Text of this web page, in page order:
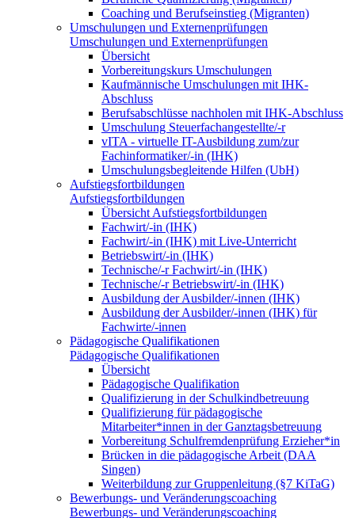
Coaching und Berufseinstieg (Migranten)
Umschulungen und Externenprüfungen
Umschulungen und Externenprüfungen
Übersicht
Vorbereitungskurs Umschulungen
Kaufmännische Umschulungen mit IHK-
Abschluss
Berufsabschlüsse nachholen mit IHK-Abschluss
Umschulung Steuerfachangestellte/-r
vITA - virtuelle IT-Ausbildung zum/zur
Fachinformatiker/-in (IHK)
Umschulungsbegleitende Hilfen (UbH)
Aufstiegsfortbildungen
Aufstiegsfortbildungen
Übersicht Aufstiegsfortbildungen
Fachwirt/-in (IHK)
Fachwirt/-in (IHK) mit Live-Unterricht
Betriebswirt/-in (IHK)
Technische/-r Fachwirt/-in (IHK)
Technische/-r Betriebswirt/-in (IHK)
Ausbildung der Ausbilder/-innen (IHK)
Ausbildung der Ausbilder/-innen (IHK) für
Fachwirte/-innen
Pädagogische Qualifikationen
Pädagogische Qualifikationen
Übersicht
Pädagogische Qualifikation
Qualifizierung in der Schulkindbetreuung
Qualifizierung für pädagogische
Mitarbeiter*innen in der Ganztagsbetreuung
Vorbereitung Schulfremdenprüfung Erzieher*in
Brücken in die pädagogische Arbeit (DAA
Singen)
Weiterbildung zur Gruppenleitung (§7 KiTaG)
Bewerbungs- und Veränderungscoaching
Bewerbungs- und Veränderungscoaching